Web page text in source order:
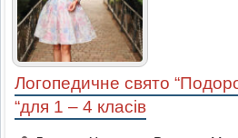
Логопедичне свято
“для 1 – 4 класів